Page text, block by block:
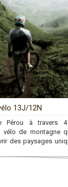
13J/12N
Pérou à travers
vélo de montagne
des paysages